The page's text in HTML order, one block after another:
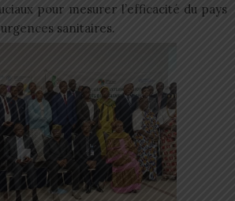
pour mesurer l’efficacité du pays
sanitaires.